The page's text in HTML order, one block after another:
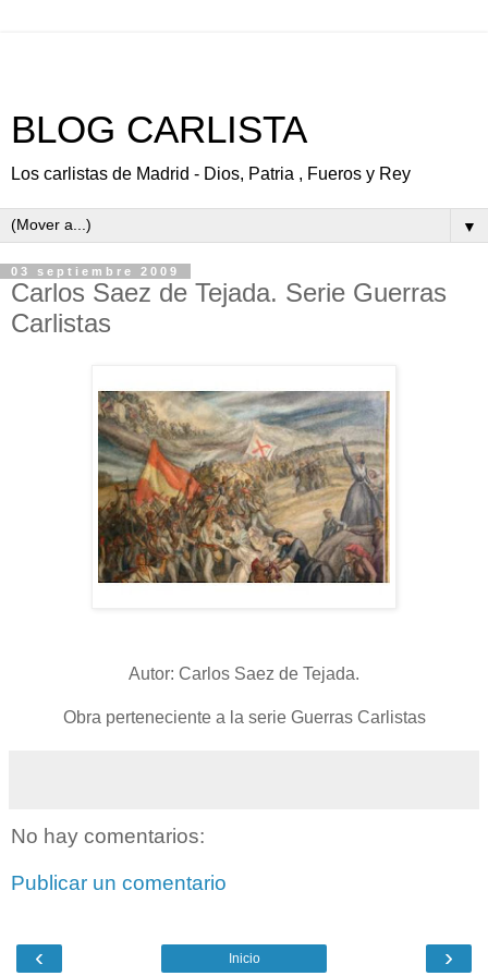
BLOG CARLISTA
Los carlistas de Madrid - Dios, Patria , Fueros y Rey
▼
03 septiembre 2009
Carlos Saez de Tejada. Serie Guerras
Carlistas
Autor: Carlos Saez de Tejada.
Obra perteneciente a la serie Guerras Carlistas
No hay comentarios:
Publicar un comentario
‹ ›
Inicio